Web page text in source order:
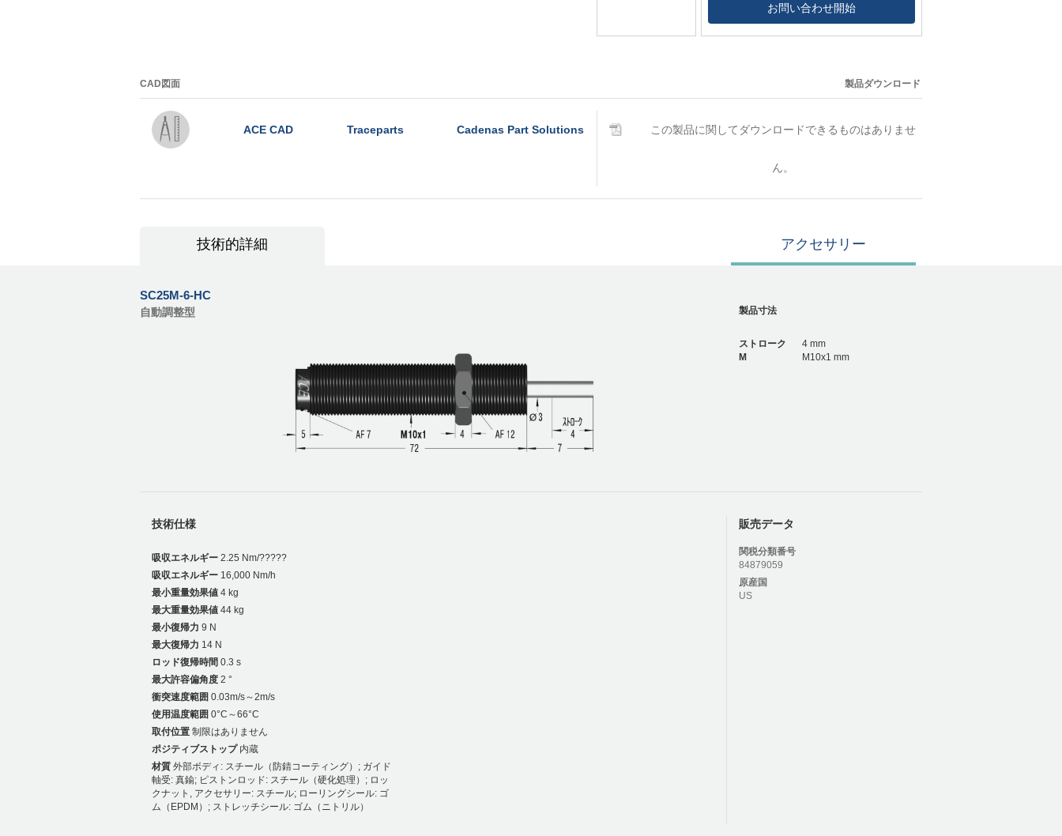
お問い合わせ開始
CAD図面 製品ダウンロード
ACE CAD Traceparts Cadenas Part Solutions この製品に関してダウンロードできるものはありませ
ん。
技術的詳細 アクセサリー
SC25M-6-HC
自動調整型 製品寸法
ストローク
4 mm
M
M10x1 mm
技術仕様
吸収エネルギー 2.25 Nm/?????
吸収エネルギー 16,000 Nm/h
最小重量効果値 4 kg
最大重量効果値 44 kg
最小復帰力 9 N
最大復帰力 14 N
ロッド復帰時間 0.3 s
最大許容偏角度 2 °
衝突速度範囲 0.03m/s～2m/s
使用温度範囲 0°C～66°C
取付位置 制限はありません
ポジティブストップ内蔵
材質 外部ボディ: スチール（防錆コーティング）; ガイド
軸受: 真鍮; ピストンロッド: スチール（硬化処理）; ロッ
クナット, アクセサリー: スチール; ローリングシール: ゴ
ム（EPDM）; ストレッチシール: ゴム（ニトリル）
販売データ
関税分類番号
84879059
原産国
US